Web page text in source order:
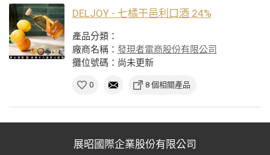
DELJOY - 七橘干邑利口酒 24%
產品分類：
廠商名稱： 發現者電商股份有限公司
攤位號碼：尚未更新
0 8 個相關產品
展昭國際企業股份有限公司